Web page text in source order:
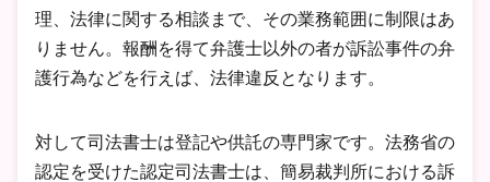
理、法律に関する相談まで、その業務範囲に制限はあ
りません。報酬を得て弁護士以外の者が訴訟事件の弁
護行為などを行えば、法律違反となります。
対して司法書士は登記や供託の専門家です。法務省の
認定を受けた認定司法書士は、簡易裁判所における訴